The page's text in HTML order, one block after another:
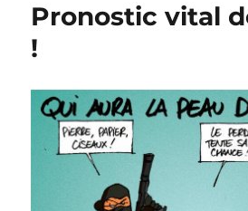
Pronostic vital
!